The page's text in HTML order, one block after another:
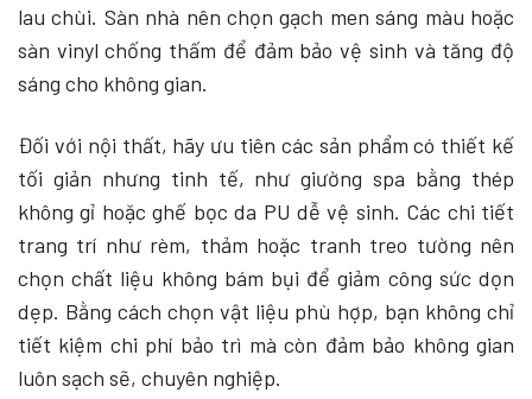
lau chùi. Sàn nhà nên chọn gạch men sáng màu hoặc
sàn vinyl chống thấm để đảm bảo vệ sinh và tăng độ
sáng cho không gian.
Đối với nội thất, hãy ưu tiên các sản phẩm có thiết kế
tối giản nhưng tinh tế, như giường spa bằng thép
không gỉ hoặc ghế bọc da PU dễ vệ sinh. Các chi tiết
trang trí như rèm, thảm hoặc tranh treo tường nên
chọn chất liệu không bám bụi để giảm công sức dọn
dẹp. Bằng cách chọn vật liệu phù hợp, bạn không chỉ
tiết kiệm chi phí bảo trì mà còn đảm bảo không gian
luôn sạch sẽ, chuyên nghiệp.